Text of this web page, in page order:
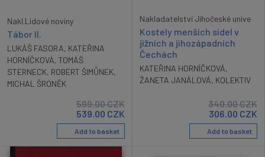
Nakl.Lidové noviny
Tábor II.
LUKÁŠ FASORA, KATEŘINA
HORNÍČKOVÁ, TOMÁŠ
STERNECK, ROBERT ŠIMŮNEK,
MICHAL ŠRONĚK
599.00CZK
539.00 CZK
Add to basket
Nakladatelství Jihočeské unive
Kostely menších sídel v
jižních a jihozápadních
Čechách
KATEŘINA HORNÍČKOVÁ,
ŽANETA JANÁLOVÁ, KOLEKTIV
340.00CZK
306.00 CZK
Add to basket